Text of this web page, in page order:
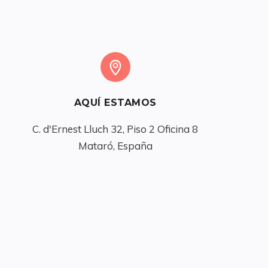
AQUÍ ESTAMOS
C. d'Ernest Lluch 32, Piso 2 Oficina 8
Mataró, España